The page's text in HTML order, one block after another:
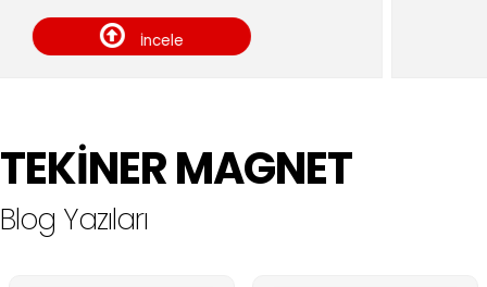
TEKİNER MAGNET
Blog Yazıları